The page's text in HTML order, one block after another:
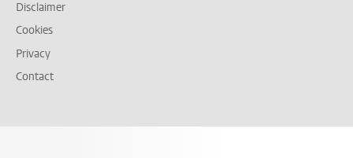
Disclaimer
Cookies
Privacy
Contact